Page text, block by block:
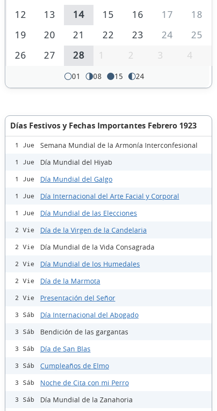
12
13 14 15 16 17
18
19
20 21 22 23 24
25
26
27 28 1 2 3 4
01 08 15 24
Días Festivos y Fechas Importantes Febrero 1923
1 Jue Semana Mundial de la Armonía Interconfesional
1 Jue Día Mundial del Hiyab
1 Jue Día Mundial del Galgo
1 Jue Día Internacional del Arte Facial y Corporal
1 Jue Día Mundial de las Elecciones
2 Vie Día de la Virgen de la Candelaria
2 Vie Día Mundial de la Vida Consagrada
2 Vie Día Mundial de los Humedales
2 Vie Día de la Marmota
2 Vie Presentación del Señor
3 Sáb Día Internacional del Abogado
3 Sáb Bendición de las gargantas
3 Sáb Día de San Blas
3 Sáb Cumpleaños de Elmo
3 Sáb Noche de Cita con mi Perro
3 Sáb Día Mundial de la Zanahoria